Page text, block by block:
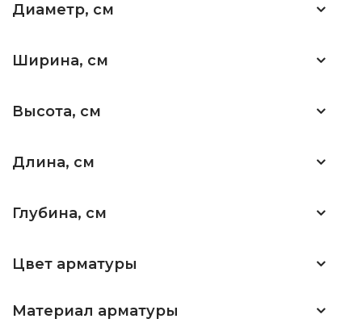
Диаметр, см
Ширина, см
Высота, см
Длина, см
Глубина, см
Цвет арматуры
Материал арматуры